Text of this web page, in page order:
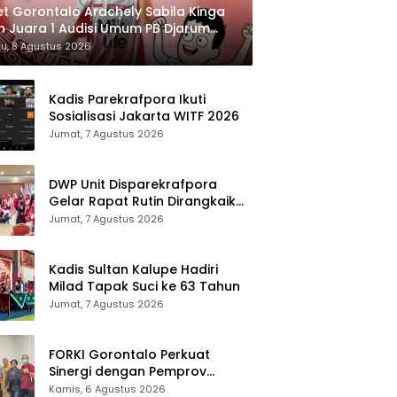
Gorontalo Arachely Sabila Kinga
Juara 1 Audisi Umum PB Djarum
di Makassar
8 Agustus 2026
Kadis Parekrafpora Ikuti
Sosialisasi Jakarta WITF 2026
Jumat, 7 Agustus 2026
DWP Unit Disparekrafpora
Gelar Rapat Rutin Dirangkaikan
Edukasi Manajemen Stres
Jumat, 7 Agustus 2026
Kadis Sultan Kalupe Hadiri
Milad Tapak Suci ke 63 Tahun
Jumat, 7 Agustus 2026
FORKI Gorontalo Perkuat
Sinergi dengan Pemprov
Jelang Kejurda Liga 1 Piala
Kamis, 6 Agustus 2026